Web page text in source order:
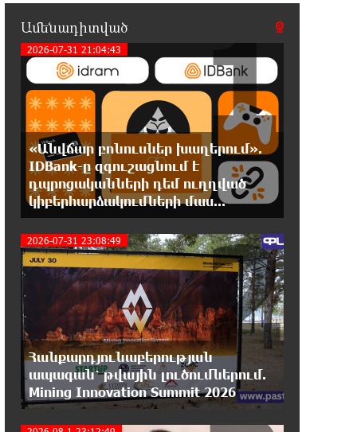
22:37:22 6-08-2026
Մալաթիա-Սեբաստիա վարչական
շրջանում արմատից փտած
հերթական ծառն է տապալվել
22:19:14 6-08-2026
Իրանը և Օմանը պլանավորում են
փոխել Հորմուզի նեղուցի
նավագնացության կառուցվածքը
8-ամյա Մոնթե Մուրադյանն ու
Սյունե Քոսակյանը հաղթահարել
են Արարատի գագաթը
21:41:25 6-08-2026
Վթար Լոռու մարզում․
փրկարարները վարորդին դուրս են
բերել արգելափակումից
21:23:57 6-08-2026
Երևանում երթուղիների
Ամենադիտված
2026-07-31 21:04:43
«Անվճար բոնուսներ խաղերում».
IDBank-ը զգուշացնում է
դպրոցականների դեմ ուղղված
կիբերհարձակումների մաս...
1
2026-07-31 23:08:49
Հանքարդյունաբերության
ապագան՝ թվային լուծումներում.
Mining Innovation Summit 2026
2